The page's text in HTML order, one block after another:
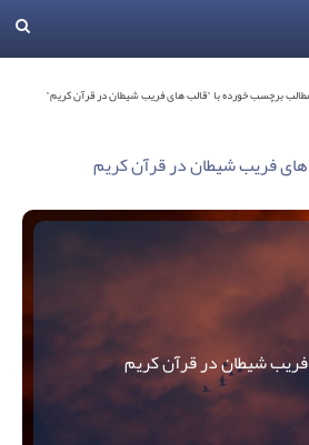
برچسب خورده با "قالب های فریب شیطان در قرآن کریم"
فریب شیطان در قرآن کریم
شیطان در قرآن کریم